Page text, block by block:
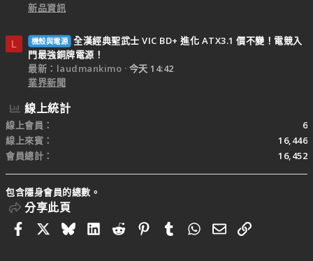
新品資訊
L 機殼與電源 全漢經典聖武士 VIC BD+ 進化 ATX3.1 價不變！電競入
門最強銅牌電源！
最新：laudmankimo
今天 14:42
業界新聞
線上統計
線上會員
6
線上來賓
16,446
會員總計
16,452
包含隱身會員的總數。
分享此頁
FacebookBlueskyLinkedIn
RedditPinterestTumblrWhatsApp
電子郵件
連結